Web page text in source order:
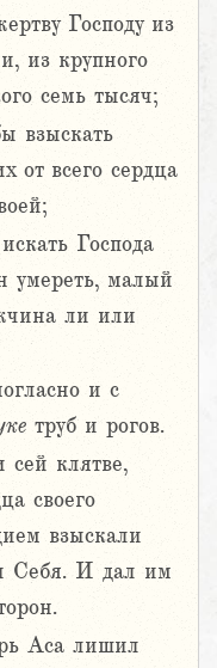
Господу из
из крупного
семь тысяч;
взыскать
от всего сердца
Господа
умереть, малый
ли или
и с
труб и рогов.
сей клятве,
своего
взыскали
Себя. И дал им
Аса лишил